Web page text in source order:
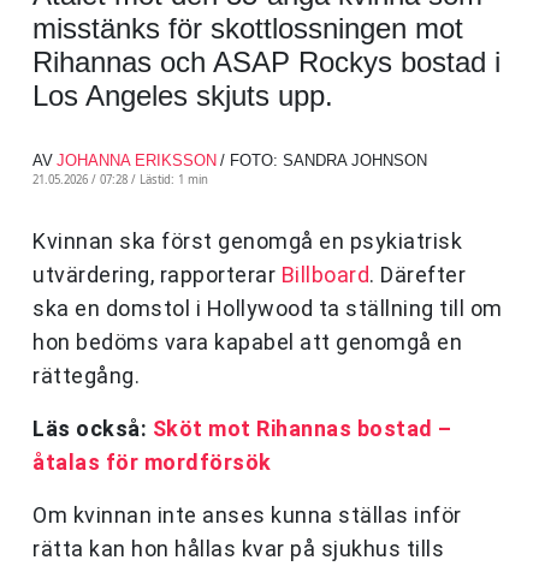
misstänks för skottlossningen mot
Rihannas och ASAP Rockys bostad i
Los Angeles skjuts upp.
AV JOHANNA ERIKSSON / FOTO: SANDRA JOHNSON
21.05.2026 / 07:28 / Lästid: 1 min
Kvinnan ska först genomgå en psykiatrisk
utvärdering, rapporterar Billboard. Därefter
ska en domstol i Hollywood ta ställning till om
hon bedöms vara kapabel att genomgå en
rättegång.
Läs också: Sköt mot Rihannas bostad –
åtalas för mordförsök
Om kvinnan inte anses kunna ställas inför
rätta kan hon hållas kvar på sjukhus tills